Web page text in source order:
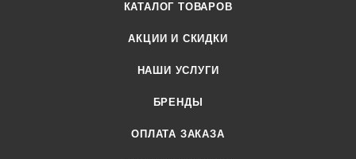
КАТАЛОГ ТОВАРОВ
АКЦИИ И СКИДКИ
НАШИ УСЛУГИ
БРЕНДЫ
ОПЛАТА ЗАКАЗА